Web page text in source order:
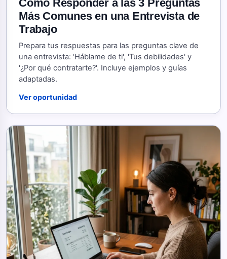
Cómo Responder a las 3 Preguntas
Más Comunes en una Entrevista de
Trabajo
Prepara tus respuestas para las preguntas clave de
una entrevista: 'Háblame de ti', 'Tus debilidades' y
'¿Por qué contratarte?'. Incluye ejemplos y guías
adaptadas.
Ver oportunidad